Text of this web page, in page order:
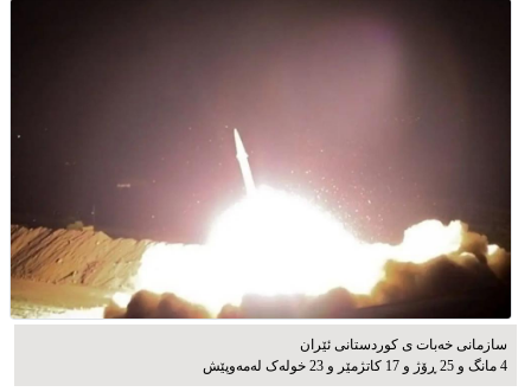
سازمانی خەبات ی کوردستانی ئێران
4 مانگ و 25 ڕۆژ و 17 کاتژمێر و 23 خوله‌ک له‌مه‌وپێش‌